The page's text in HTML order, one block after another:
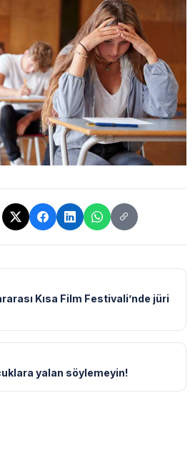
Kısa Film Festivali’nde jüri
yalan söylemeyin!